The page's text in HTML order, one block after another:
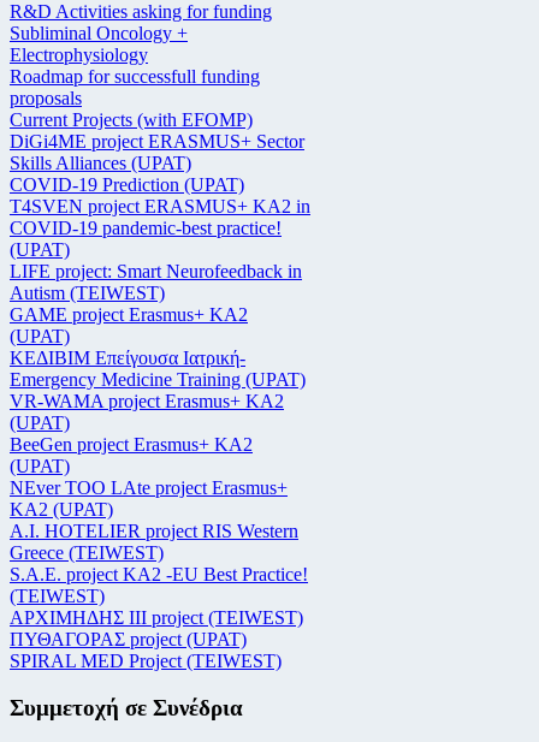
R&D Activities asking for funding
Subliminal Oncology +
Electrophysiology
Roadmap for successfull funding
proposals
Current Projects (with EFOMP)
DiGi4ME project ERASMUS+ Sector
Skills Alliances (UPAT)
COVID-19 Prediction (UPAT)
T4SVEN project ERASMUS+ KA2 in
COVID-19 pandemic-best practice!
(UPAT)
LIFE project: Smart Neurofeedback in
Autism (TEIWEST)
GAME project Erasmus+ KA2
(UPAT)
ΚΕΔΙΒΙΜ Επείγουσα Ιατρική-
Emergency Medicine Training (UPAT)
VR-WAMA project Erasmus+ KA2
(UPAT)
BeeGen project Erasmus+ KA2
(UPAT)
NEver TOO LAte project Erasmus+
KA2 (UPAT)
Α.Ι. HOTELIER project RIS Western
Greece (TEIWEST)
S.A.E. project KA2 -EU Best Practice!
(TEIWEST)
ΑΡΧΙΜΗΔΗΣ ΙΙΙ project (TEIWEST)
ΠΥΘΑΓΟΡΑΣ project (UPAT)
SPIRAL MED Project (TEIWEST)
Συμμετοχή σε Συνέδρια